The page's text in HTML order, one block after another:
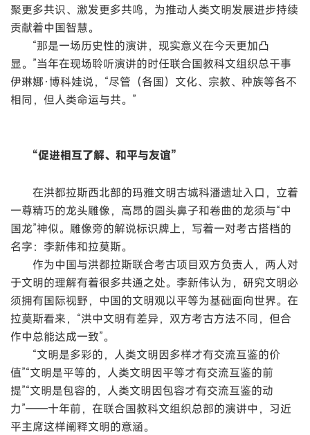
聚更多共识、激发更多共鸣，为推动人类文明发展进步持续
贡献着中国智慧。
“那是一场历史性的演讲，现实意义在今天更加凸
显。”当年在现场聆听演讲的时任联合国教科文组织总干事
伊琳娜·博科娃说，“尽管（各国）文化、宗教、种族等各不
相同，但人类命运与共。”
“促进相互了解、和平与友谊”
在洪都拉斯西北部的玛雅文明古城科潘遗址入口，立着
一尊精巧的龙头雕像，高昂的圆头鼻子和卷曲的龙须与“中
国龙”神似。雕像旁的解说标识牌上，写着一对考古搭档的
名字：李新伟和拉莫斯。
作为中国与洪都拉斯联合考古项目双方负责人，两人对
于文明的理解有着很多共通之处。李新伟认为，研究文明必
须拥有国际视野，中国的文明观以平等为基础面向世界。在
拉莫斯看来，“洪中文明有差异，双方考古方法不同，但合
作中总能达成一致”。
“文明是多彩的，人类文明因多样才有交流互鉴的价
值”“文明是平等的，人类文明因平等才有交流互鉴的前
提”“文明是包容的，人类文明因包容才有交流互鉴的动
力”——十年前，在联合国教科文组织总部的演讲中，习近
平主席这样阐释文明的意涵。